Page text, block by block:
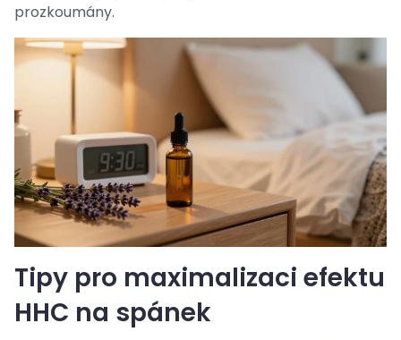
prozkoumány.
Tipy pro maximalizaci efektu
HHC na spánek